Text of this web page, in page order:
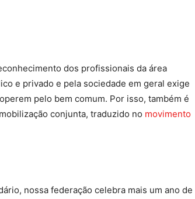
dos profissionais da área
e privado e pela sociedade em geral exige
pelo bem comum. Por isso, também é
conjunta, traduzido no movimento
nossa federação celebra mais um ano de